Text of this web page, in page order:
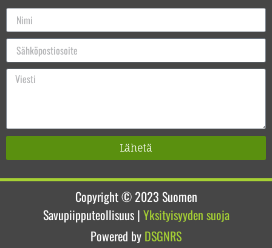
Lähetä
Copyright © 2023 Suomen
Savupiipputeollisuus| Yksityisyyden suoja
Powered by DSGNRS